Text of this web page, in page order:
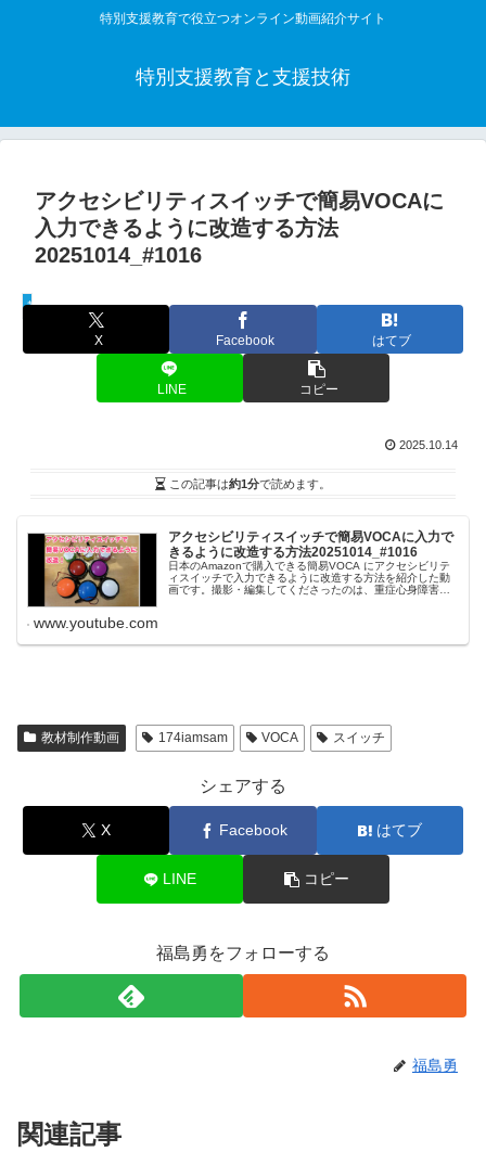
特別支援教育で役立つオンライン動画紹介サイト
特別支援教育と支援技術
アクセシビリティスイッチで簡易VOCAに
入力できるように改造する方法
20251014_#1016
教材制作動画
X Facebook はてブ
LINE コピー
2025.10.14
この記事は約1分で読めます。
アクセシビリティスイッチで簡易VOCAに入力で
きるように改造する方法20251014_#1016
日本のAmazonで購入できる簡易VOCA にアクセシビリテ
ィスイッチで入力できるように改造する方法を紹介した動
画です。撮影・編集してくださったのは、重症心身障害者
www.youtube.com
教材制作動画 174iamsam VOCA スイッチ
シェアする
X Facebook はてブ
LINE コピー
福島勇をフォローする
福島勇
関連記事